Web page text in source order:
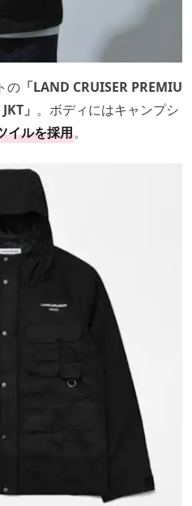
の 「LAND CRUISER PREMIU
」 。ボディにはキャンプシ
イルを採用。